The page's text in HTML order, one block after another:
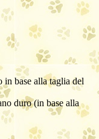
in base alla taglia del
duro (in base alla